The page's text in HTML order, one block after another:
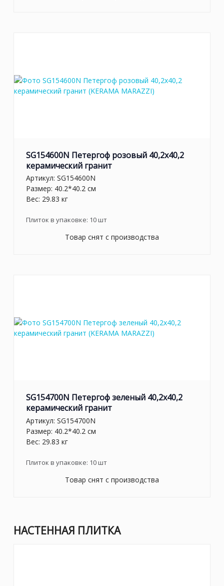
SG154600N Петергоф розовый 40,2x40,2
керамический гранит
Артикул: SG154600N
Размер: 40.2*40.2 см
Вес: 29.83 кг
Плиток в упаковке: 10шт
Товар снят с производства
SG154700N Петергоф зеленый 40,2x40,2
керамический гранит
Артикул: SG154700N
Размер: 40.2*40.2 см
Вес: 29.83 кг
Плиток в упаковке: 10шт
Товар снят с производства
НАСТЕННАЯ ПЛИТКА